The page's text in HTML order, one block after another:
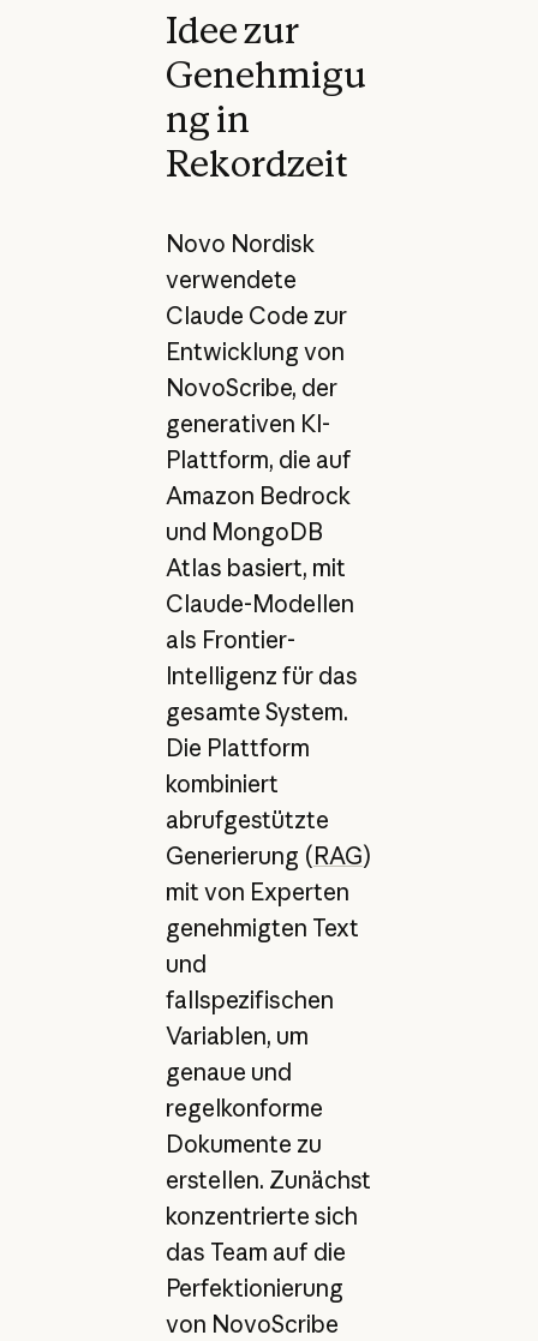
Idee zur
Genehmigu
ng in
Rekordzeit
Novo Nordisk
verwendete
Claude Code zur
Entwicklung von
NovoScribe, der
generativen KI-
Plattform, die auf
Amazon Bedrock
und MongoDB
Atlas basiert, mit
Claude-Modellen
als Frontier-
Intelligenz für das
gesamte System.
Die Plattform
kombiniert
abrufgestützte
Generierung (RAG)
mit von Experten
genehmigten Text
und
fallspezifischen
Variablen, um
genaue und
regelkonforme
Dokumente zu
erstellen. Zunächst
konzentrierte sich
das Team auf die
Perfektionierung
von NovoScribe